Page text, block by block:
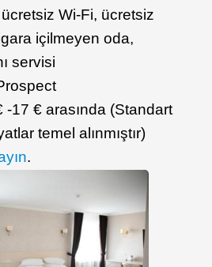
ücretsiz Wi-Fi, ücretsiz
içilmeyen oda,
servisi
-17 € arasında (Standart
temel alınmıştır)
.